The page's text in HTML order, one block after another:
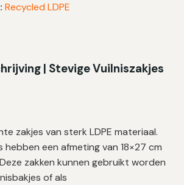
Recycled LDPE
| Stevige Vuilniszakjes
zakjes van sterk LDPE materiaal.
hebben een afmeting van 18×27 cm
zakken kunnen gebruikt worden
of als